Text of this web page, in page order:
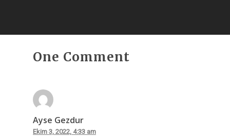
One Comment
Ayse Gezdur
Ekim 3, 2022, 4:33 am